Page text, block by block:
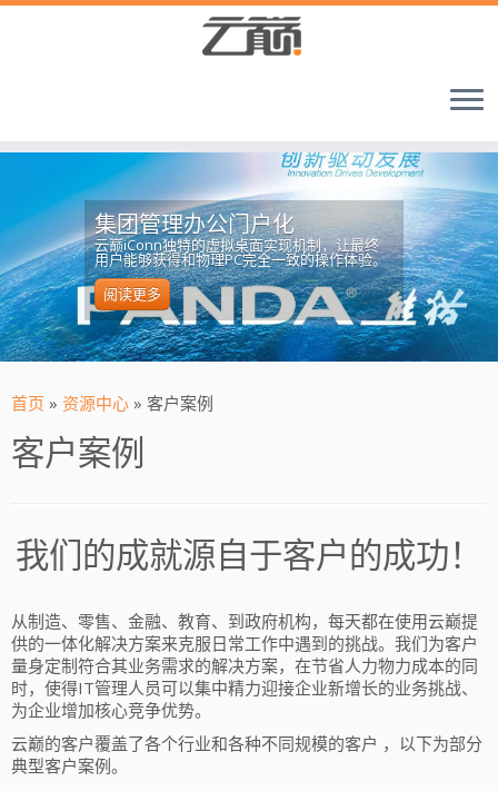
集团管理办公门户化
云巅iConn独特的虚拟桌面实现机制，让最终
用户能够获得和物理PC完全一致的操作体验。
阅读更多
首页 » 资源中心 » 客户案例
客户案例
我们的成就源自于客户的成功！
从制造、零售、金融、教育、到政府机构，每天都在使用云巅提
供的一体化解决方案来克服日常工作中遇到的挑战。我们为客户
量身定制符合其业务需求的解决方案，在节省人力物力成本的同
时，使得IT管理人员可以集中精力迎接企业新增长的业务挑战、
为企业增加核心竞争优势。
云巅的客户覆盖了各个行业和各种不同规模的客户 ，以下为部分
典型客户案例。